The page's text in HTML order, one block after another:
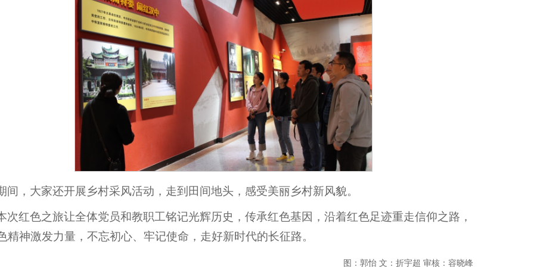
间，大家还开展乡村采风活动，走到田间地头，感受美丽乡村新风貌。
次红色之旅让全体党员和教职工铭记光辉历史，传承红色基因，沿着红色足迹重走信仰之路，
精神激发力量，不忘初心、牢记使命，走好新时代的长征路。
图：郭怡 文：折宇超 审核：容晓峰